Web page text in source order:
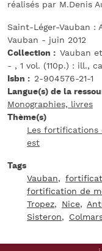
réalisés par M.Denis
Saint-Léger-Vauban :
Vauban - juin 2012
Collection
Vauban
- , 1 vol. (110p.) : ill.,
Isbn
2-904576-21-1
Langue(s) de la
Monographies, livres
Thème(s)
Les fortifications
est
Tags
Vauban
fortification de
Tropez
Nice
Sisteron